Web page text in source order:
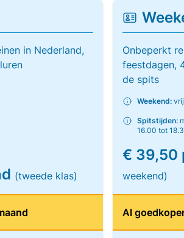
in Nederland,
(tweede klas)
Onbeperkt
feestdagen,
de spits
Weekend:
Spitstijden:
16.00 tot
€ 39,50
weekend)
Al